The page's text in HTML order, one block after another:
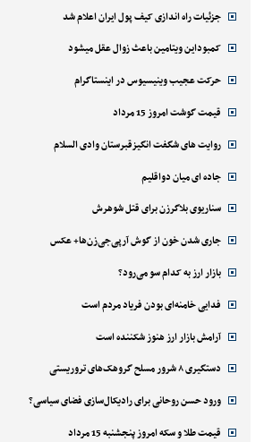
جزئیات راه اندازی کیف پول ایران اعلام شد
کمبوداین ویتامین باعث زوال عقل میشود
حرکت عجیب وینیسیوس در اینستاگرام
قیمت گوشت امروز 15 مرداد
روایت های شگفت انگیزقبرستان وادی السلام
جاده ای میان دواقلیم
سناریوی بلاگرزن برای قتل شوهرش
جاری شدن خون از گوش آرپی‌جی‌زن‌ها+ عکس
بازار ارز به کدام سو می‌رود؟
فدایی خامنه‌ای بودن فریاد مردم است
آرامش بازار ارز هنوز شکننده است
دستگیری ۸ شرور مسلح گروهک‌های تروریستی
ورود حسن روحانی برای رادیکال‌سازی فضای سیاسی؟
قیمت طلا و سکه امروز پنجشنبه 15 مرداد